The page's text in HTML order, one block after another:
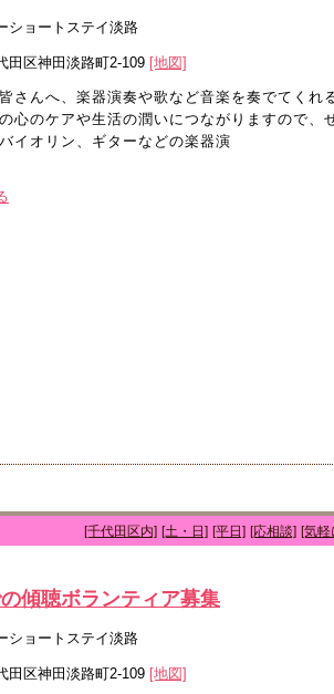
ショートステイ淡路
田区神田淡路町2-109 [地図]
さんへ、楽器演奏や歌など音楽を奏でてく
心のケアや生活の潤いにつながりますので
イオリン、ギターなどの楽器演
[千代田区内] [土・日] [平日] [応相談] [気
傾聴ボランティア募集
ショートステイ淡路
田区神田淡路町2-109 [地図]